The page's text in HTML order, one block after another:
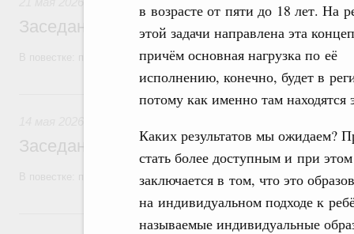
в возрасте от пяти до 18 лет. На
этой задачи направлена эта
причём основная нагрузка по её
исполнению, конечно, будет в
потому как именно там
Каких результатов мы ожидаем?
стать более доступным и при
заключается в том, что это
на индивидуальном подходе к
называемые индивидуальные
Заседание Правительства (2026 год,
В повестке: проекты федеральных законов.
14 мая, четверг
Заседание Правительства (2026 год,
В повестке: проекты федеральных законов, бюджетные
6 мая, среда